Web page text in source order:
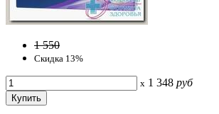
1 550
Скидка 13%
x 1 348 руб